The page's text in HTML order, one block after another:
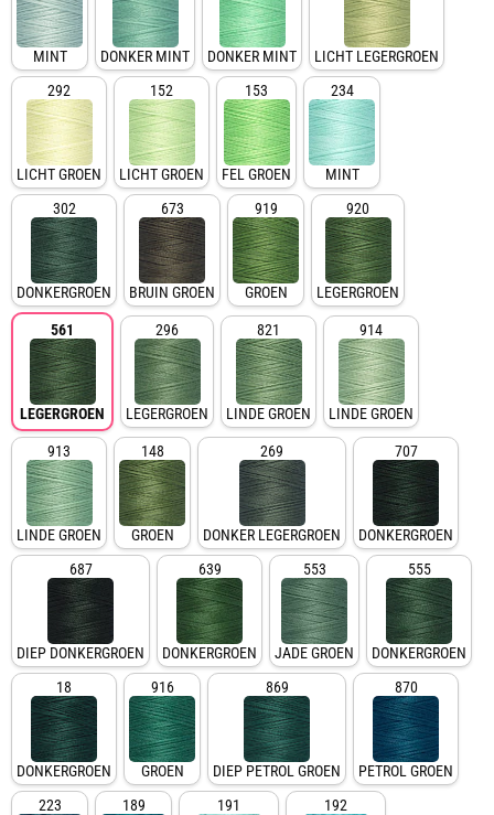
MINT DONKER MINT DONKER MINT
LICHT LEGERGROEN
292
LICHT GROEN
152
LICHT GROEN
153
FEL GROEN
234
MINT
302
DONKERGROEN
673
BRUIN GROEN
919
GROEN
920
LEGERGROEN
561
LEGERGROEN
296
LEGERGROEN
821
LINDE GROEN
914
LINDE GROEN
913
LINDE GROEN
148
GROEN
269
DONKER LEGERGROEN
707
DONKERGROEN
687
DIEP DONKERGROEN
639
DONKERGROEN
553
JADE GROEN
555
DONKERGROEN
18
DONKERGROEN
916
GROEN
869
DIEP PETROL GROEN
870
PETROL GROEN
223
189 191 192